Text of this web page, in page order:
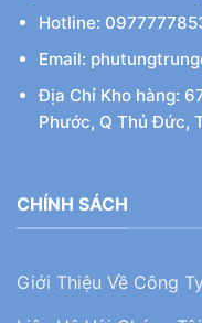
Hotline:
Email:
Địa Chỉ Kho hàng:
Phước, Q Thủ Đức,
CHÍNH SÁCH
Giới Thiệu Về Công Ty